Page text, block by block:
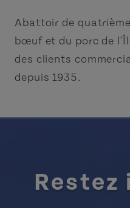
Abattoir de
bœuf et du porc de
des clients
depuis 1935.
Restez